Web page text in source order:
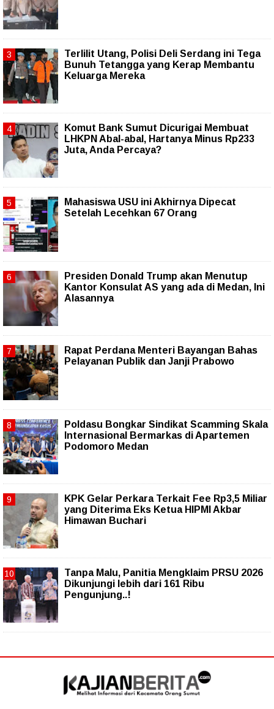
Terlilit Utang, Polisi Deli Serdang ini Tega
Bunuh Tetangga yang Kerap Membantu
Keluarga Mereka
Komut Bank Sumut Dicurigai Membuat
LHKPN Abal-abal, Hartanya Minus Rp233
Juta, Anda Percaya?
Mahasiswa USU ini Akhirnya Dipecat
Setelah Lecehkan 67 Orang
Presiden Donald Trump akan Menutup
Kantor Konsulat AS yang ada di Medan, Ini
Alasannya
Rapat Perdana Menteri Bayangan Bahas
Pelayanan Publik dan Janji Prabowo
Poldasu Bongkar Sindikat Scamming Skala
Internasional Bermarkas di Apartemen
Podomoro Medan
KPK Gelar Perkara Terkait Fee Rp3,5 Miliar
yang Diterima Eks Ketua HIPMI Akbar
Himawan Buchari
Tanpa Malu, Panitia Mengklaim PRSU 2026
Dikunjungi lebih dari 161 Ribu
Pengunjung..!